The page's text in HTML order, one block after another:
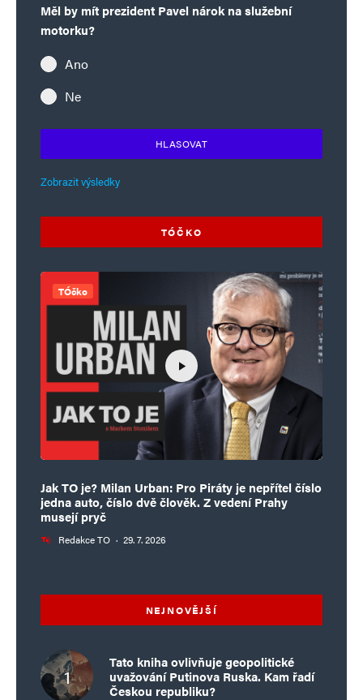
Měl by mít prezident Pavel nárok na služební
motorku?
Ano
Ne
HLASOVAT
Zobrazit výsledky
TÓČKO
TÓčko
Jak TO je? Milan Urban: Pro Piráty je nepřítel číslo
jedna auto, číslo dvě člověk. Z vedení Prahy
musejí pryč
Redakce TO · 29. 7. 2026
NEJNOVĚJŠÍ
Tato kniha ovlivňuje geopolitické
uvažování Putinova Ruska. Kam řadí
Českou republiku?